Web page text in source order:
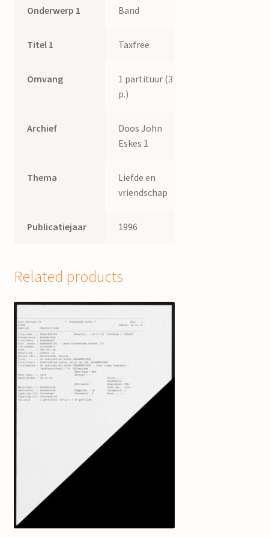
Onderwerp 1 Band
Titel 1 Taxfree
Omvang
1 partituur (3
p.)
Archief
Doos John
Eskes 1
Thema
Liefde en
vriendschap
Publicatiejaar 1996
Related products